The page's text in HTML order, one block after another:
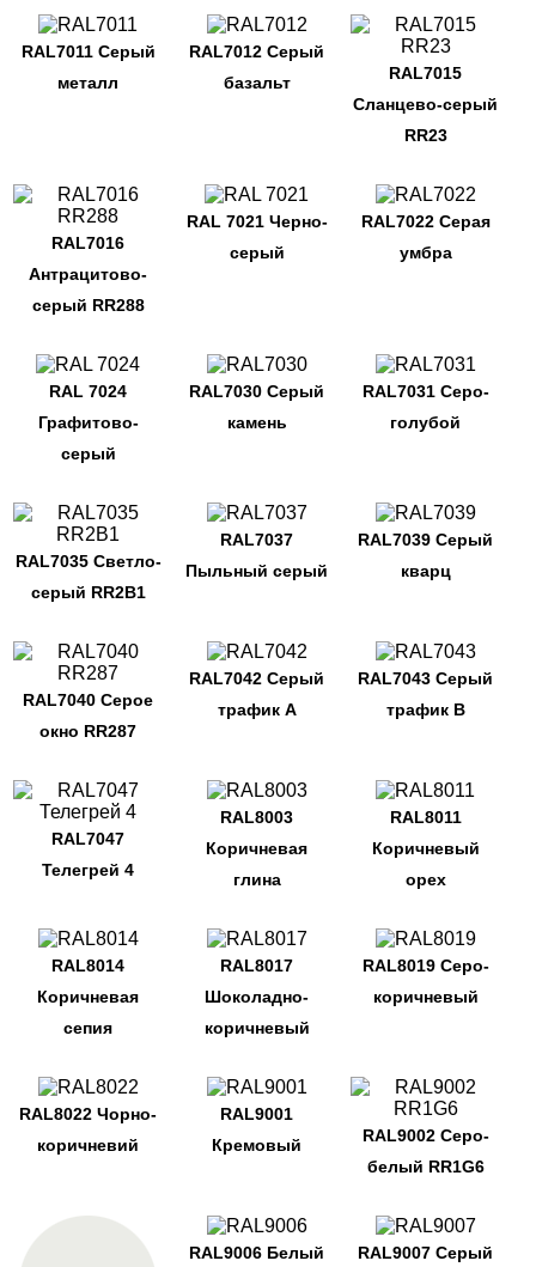
RAL7011 Серый
металл
RAL7012 Серый
базальт
RAL7015
Сланцево-серый
RR23
RAL7016
Антрацитово-
серый RR288
RAL 7021 Черно-
серый
RAL7022 Серая
умбра
RAL 7024
Графитово-
серый
RAL7030 Серый
камень
RAL7031 Серо-
голубой
RAL7035 Светло-
серый RR2B1
RAL7037
Пыльный серый
RAL7039 Серый
кварц
RAL7040 Серое
окно RR287
RAL7042 Серый
трафик A
RAL7043 Серый
трафик B
RAL7047
Телегрей 4
RAL8003
Коричневая
глина
RAL8011
Коричневый
орех
RAL8014
Коричневая
сепия
RAL8017
Шоколадно-
коричневый
RAL8019 Серо-
коричневый
RAL8022 Чорно-
коричневий
RAL9001
Кремовый
RAL9002 Серо-
белый RR1G6
RAL9006 Белый
RAL9007 Серый